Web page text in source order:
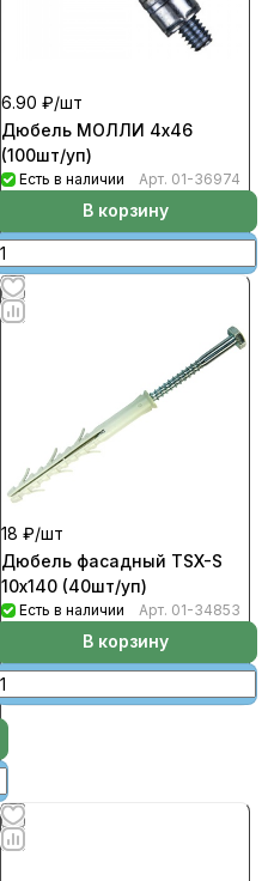
6.90 ₽/шт
Дюбель МОЛЛИ 4х46
(100шт/уп)
Есть в наличии Арт. 01-36974
В корзину
18 ₽/шт
Дюбель фасадный TSX-S
10х140 (40шт/уп)
Есть в наличии Арт. 01-34853
В корзину